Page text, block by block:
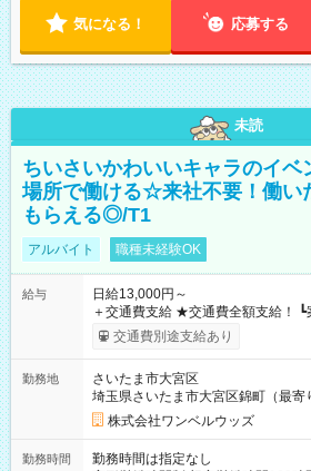
気になる！ 応募する
未読
ちいさいかわいいキャラのイベ
場所で働ける☆来社不要！働い
もらえる◎/T1
アルバイト 職種未経験OK
給与
日給13,000円～
＋交通費支給 ★交通費全額支給！ ┗案件により規定あり ★日払
いOK！（規定あり） ┗働いたその
ンビニATMから 日払い分を引き落とせます！ 【
交通費別途支給あり
勤務地
さいたま市大宮区
埼玉県さいたま市大宮区錦町（最寄
株式会社ワンベルウッズ
勤務時間
勤務時間は指定なし